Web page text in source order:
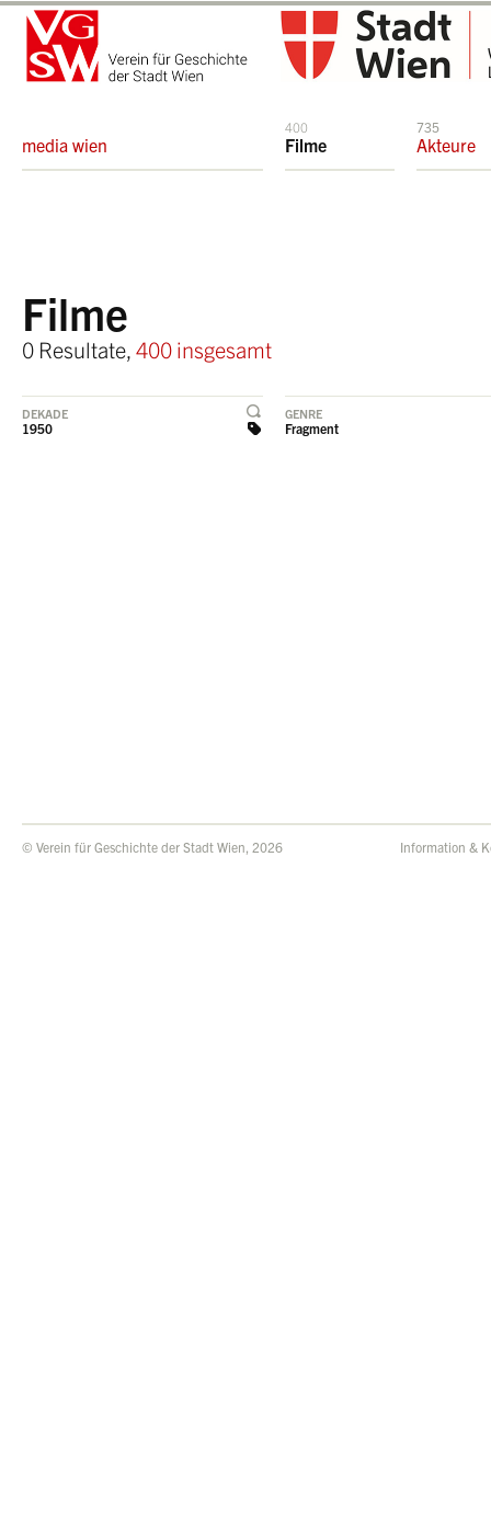
media wien
400
Filme
735
Akteure
Filme
0 Resultate, 400 insgesamt
DEKADE
1950
GENRE
Fragment
© Verein für Geschichte der Stadt Wien, 2026 Information &